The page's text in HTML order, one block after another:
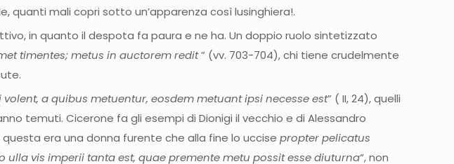
quanti mali copri sotto un’apparenza così lusinghiera!.
in quanto il despota fa paura e ne ha. Un doppio ruolo sintetizzato
timentes; metus in auctorem redit” (vv. 703-704), chi tiene crudelmente
volent, a quibus metuentur, eosdem metuant ipsi necesse est” ( II, 24), quelli
temuti. Cicerone fa gli esempi di Dionigi il vecchio e di Alessandro
era una donna furente che alla fine lo uccisepropter pelicatus
ulla vis imperii tanta est, quae premente metu possit esse diuturna“, non